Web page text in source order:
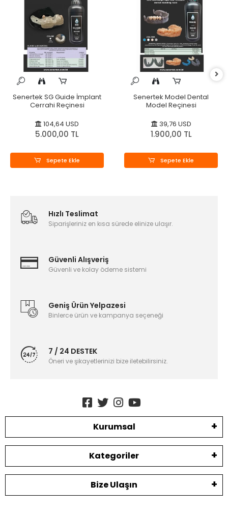
Senertek SG Guide İmplant
Cerrahi Reçinesi
104,64 USD
5.000,00 TL
Sepete Ekle
Senertek Model Dental
Model Reçinesi
39,76 USD
1.900,00 TL
Sepete Ekle
Hızlı Teslimat
Siparişleriniz en kısa sürede elinize ulaşır.
Güvenli Alışveriş
Güvenli ve kolay ödeme sistemi
Geniş Ürün Yelpazesi
Binlerce ürün ve kampanya seçeneği
7 / 24 DESTEK
Öneri ve şikayetlerinizi bize iletebilirsiniz.
Kurumsal
Kategoriler
Bize Ulaşın